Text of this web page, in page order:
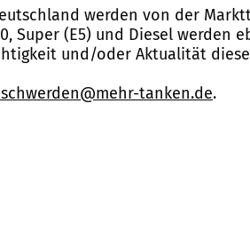
werden von der
Super (E5) und Diesel werden
und/oder Aktualität
tanken.de.